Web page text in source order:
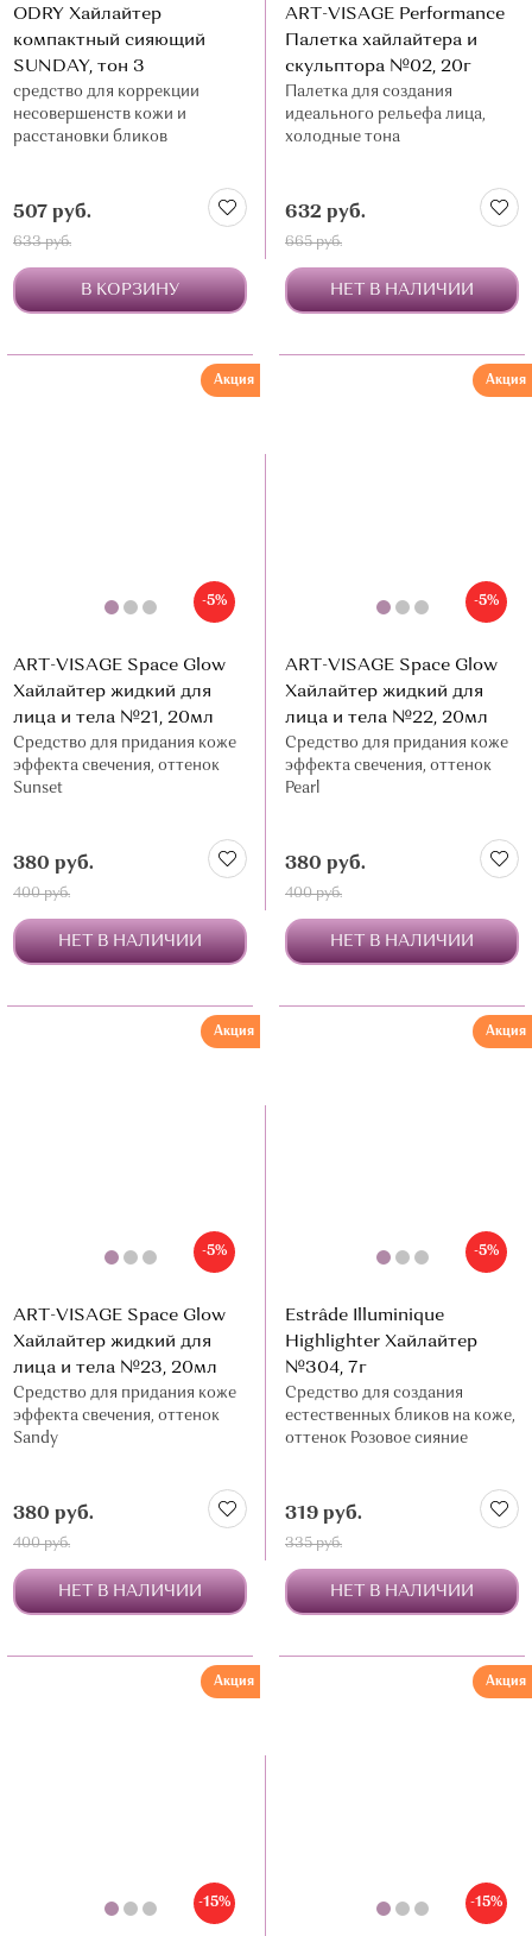
ODRY Хайлайтер
компактный сияющий
SUNDAY, тон 3
средство для коррекции
несовершенств кожи и
расстановки бликов
507 руб.
633 руб.
В КОРЗИНУ
ART-VISAGE Performance
Палетка хайлайтера и
скульптора №02, 20г
Палетка для создания
идеального рельефа лица,
холодные тона
632 руб.
665 руб.
НЕТ В НАЛИЧИИ
-5%
Акция
ART-VISAGE Space Glow
Хайлайтер жидкий для
лица и тела №21, 20мл
Средство для придания коже
эффекта свечения, оттенок
Sunset
380 руб.
400 руб.
НЕТ В НАЛИЧИИ
-5%
Акция
ART-VISAGE Space Glow
Хайлайтер жидкий для
лица и тела №22, 20мл
Средство для придания коже
эффекта свечения, оттенок
Pearl
380 руб.
400 руб.
НЕТ В НАЛИЧИИ
-5%
Акция
ART-VISAGE Space Glow
Хайлайтер жидкий для
лица и тела №23, 20мл
Средство для придания коже
эффекта свечения, оттенок
Sandy
380 руб.
400 руб.
НЕТ В НАЛИЧИИ
-5%
Акция
Estrâde Illuminique
Highlighter Хайлайтер
№304, 7г
Средство для создания
естественных бликов на коже,
оттенок Розовое сияние
319 руб.
335 руб.
НЕТ В НАЛИЧИИ
-15%
Акция
-15%
Акция